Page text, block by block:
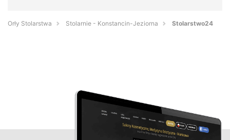
Orły Stolarstwa Stolarnie - Konstancin-Jeziorna Stolarstwo24